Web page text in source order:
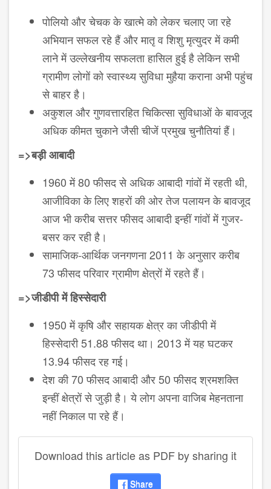
पोलियो और चेचक के खात्मे को लेकर चलाए जा रहे
अभियान सफल रहे हैं और मातृ व शिशु मृत्युदर में कमी
लाने में उल्लेखनीय सफलता हासिल हुई है लेकिन सभी
ग्रामीण लोगों को स्वास्थ्य सुविधा मुहैया कराना अभी पहुंच
से बाहर है।
अकुशल और गुणवत्तारहित चिकित्सा सुविधाओं के बावजूद
अधिक कीमत चुकाने जैसी चीजें प्रमुख चुनौतियां हैं।
=>बड़ी आबादी
1960 में 80 फीसद से अधिक आबादी गांवों में रहती थी,
आजीविका के लिए शहरों की ओर तेज पलायन के बावजूद
आज भी करीब सत्तर फीसद आबादी इन्हीं गांवों में गुजर-
बसर कर रही है।
सामाजिक-आर्थिक जनगणना 2011 के अनुसार करीब
73 फीसद परिवार ग्रामीण क्षेत्रों में रहते हैं।
=>जीडीपी में हिस्सेदारी
1950 में कृषि और सहायक क्षेत्र का जीडीपी में
हिस्सेदारी 51.88 फीसद था। 2013 में यह घटकर
13.94 फीसद रह गई।
देश की 70 फीसद आबादी और 50 फीसद श्रमशक्ति
इन्हीं क्षेत्रों से जुड़ी है। ये लोग अपना वाजिब मेहनताना
नहीं निकाल पा रहे हैं।
Download this article as PDF by sharing it
Share